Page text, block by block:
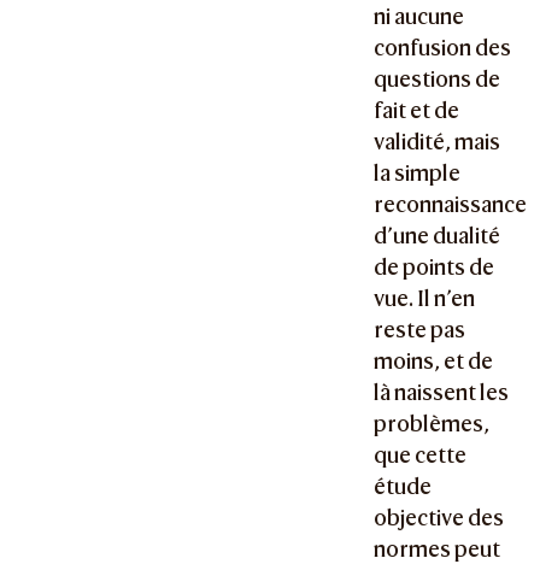
ni aucune
confusion des
questions de
fait et de
validité, mais
la simple
reconnaissance
d’une dualité
de points de
vue. Il n’en
reste pas
moins, et de
là naissent les
problèmes,
que cette
étude
objective des
normes peut